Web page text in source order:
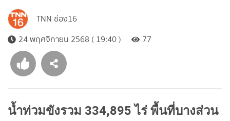
TNN ช่อง16
24 พฤศจิกายน 2568 ( 19:40 )
77
น้ำท่วมขังรวม 334,895 ไร่ พื้นที่บางส่วน